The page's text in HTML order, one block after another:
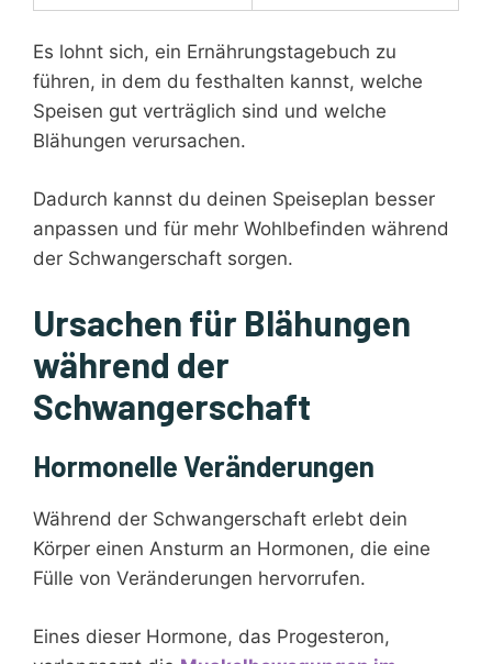
Es lohnt sich, ein Ernährungstagebuch zu
führen, in dem du festhalten kannst, welche
Speisen gut verträglich sind und welche
Blähungen verursachen.
Dadurch kannst du deinen Speiseplan besser
anpassen und für mehr Wohlbefinden während
der Schwangerschaft sorgen.
Ursachen für Blähungen
während der
Schwangerschaft
Hormonelle Veränderungen
Während der Schwangerschaft erlebt dein
Körper einen Ansturm an Hormonen, die eine
Fülle von Veränderungen hervorrufen.
Eines dieser Hormone, das Progesteron,